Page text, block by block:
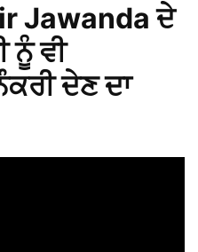
Jawanda ਦੇ
ਨੂੰ ਵੀ
ਦੇਣ ਦਾ